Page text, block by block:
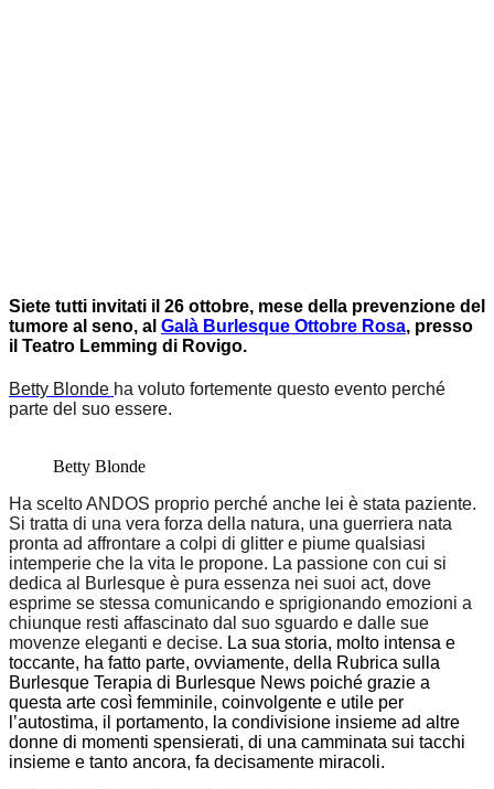
Siete tutti invitati il 26 ottobre, mese della prevenzione del
tumore al seno, al Galà Burlesque Ottobre Rosa, presso
il Teatro Lemming di Rovigo.
Betty Blonde ha voluto fortemente questo evento perché
parte del suo essere.
Betty Blonde
Ha scelto ANDOS proprio perché anche lei è stata paziente.
Si tratta di una vera forza della natura, una guerriera nata
pronta ad affrontare a colpi di glitter e piume qualsiasi
intemperie che la vita le propone. La passione con cui si
dedica al Burlesque è pura essenza nei suoi act, dove
esprime se stessa comunicando e sprigionando emozioni a
chiunque resti affascinato dal suo sguardo e dalle sue
movenze eleganti e decise. La sua storia, molto intensa e
toccante, ha fatto parte, ovviamente, della Rubrica sulla
Burlesque Terapia di Burlesque News poiché grazie a
questa arte così femminile, coinvolgente e utile per
l’autostima, il portamento, la condivisione insieme ad altre
donne di momenti spensierati, di una camminata sui tacchi
insieme e tanto ancora, fa decisamente miracoli.